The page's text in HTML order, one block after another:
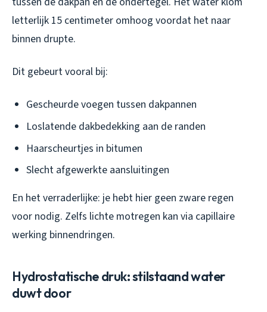
letterlijk 15 centimeter omhoog voordat het naar
binnen drupte.
Dit gebeurt vooral bij:
Gescheurde voegen tussen dakpannen
Loslatende dakbedekking aan de randen
Haarscheurtjes in bitumen
Slecht afgewerkte aansluitingen
En het verraderlijke: je hebt hier geen zware regen
voor nodig. Zelfs lichte motregen kan via capillaire
werking binnendringen.
Hydrostatische druk: stilstaand water
duwt door